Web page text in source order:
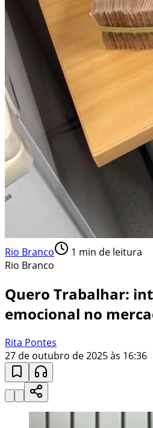
Rio Branco 1 min de leitura
Rio Branco
Quero Trabalhar:
emocional no
Rita Pontes
27 de outubro de 2025 às 16:36